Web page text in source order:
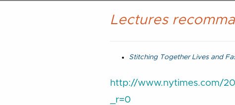
Lectures
Stitching Together Lives and
http://www.nytimes.com/
_r=0